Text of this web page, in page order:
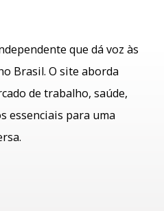
que dá voz às
Brasil. O site aborda
de trabalho, saúde,
essenciais para uma